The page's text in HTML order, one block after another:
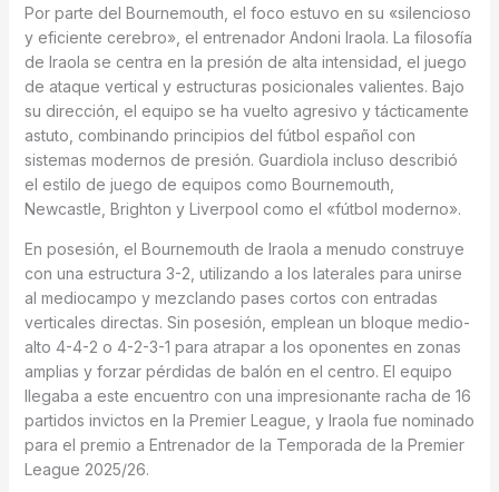
Por parte del Bournemouth, el foco estuvo en su «silencioso
y eficiente cerebro», el entrenador Andoni Iraola. La filosofía
de Iraola se centra en la presión de alta intensidad, el juego
de ataque vertical y estructuras posicionales valientes. Bajo
su dirección, el equipo se ha vuelto agresivo y tácticamente
astuto, combinando principios del fútbol español con
sistemas modernos de presión. Guardiola incluso describió
el estilo de juego de equipos como Bournemouth,
Newcastle, Brighton y Liverpool como el «fútbol moderno».
En posesión, el Bournemouth de Iraola a menudo construye
con una estructura 3-2, utilizando a los laterales para unirse
al mediocampo y mezclando pases cortos con entradas
verticales directas. Sin posesión, emplean un bloque medio-
alto 4-4-2 o 4-2-3-1 para atrapar a los oponentes en zonas
amplias y forzar pérdidas de balón en el centro. El equipo
llegaba a este encuentro con una impresionante racha de 16
partidos invictos en la Premier League, y Iraola fue nominado
para el premio a Entrenador de la Temporada de la Premier
League 2025/26.